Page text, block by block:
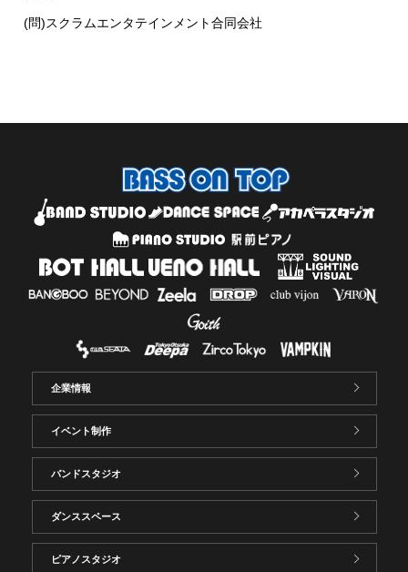
(問)スクラムエンタテインメント合同会社
企業情報
イベント制作
バンドスタジオ
ダンススペース
ピアノスタジオ